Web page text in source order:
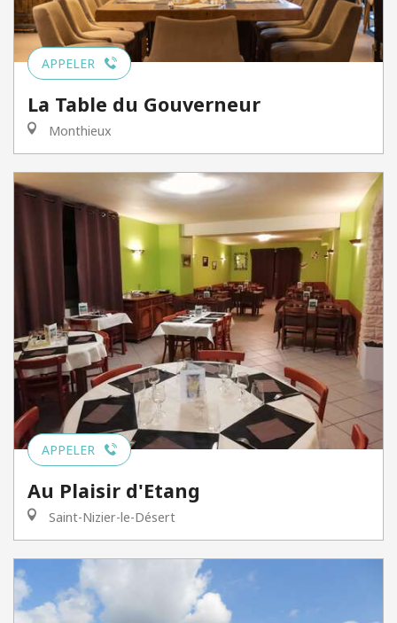
APPELER
La Table du Gouverneur
Monthieux
APPELER
Au Plaisir d'Etang
Saint-Nizier-le-Désert